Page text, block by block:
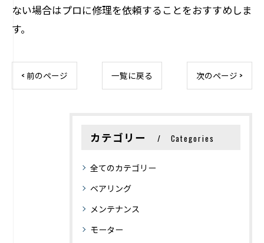
ない場合はプロに修理を依頼することをおすすめしま
す。
< 前のページ 一覧に戻る 次のページ >
カテゴリー Categories
全てのカテゴリー
ベアリング
メンテナンス
モーター